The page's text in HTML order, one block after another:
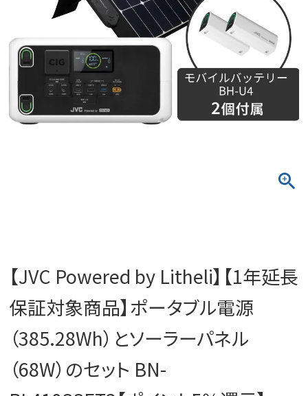
【JVC Powered by Litheli】【1年延長
保証対象商品】ポータブル電源
（385.28Wh）とソーラーパネル
（68W）のセット BN-